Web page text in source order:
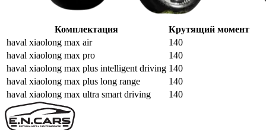
Комплектация
Крутящий момент
haval xiaolong max air
140
haval xiaolong max pro
140
haval xiaolong max plus intelligent driving 140
haval xiaolong max plus long range
140
haval xiaolong max ultra smart driving
140